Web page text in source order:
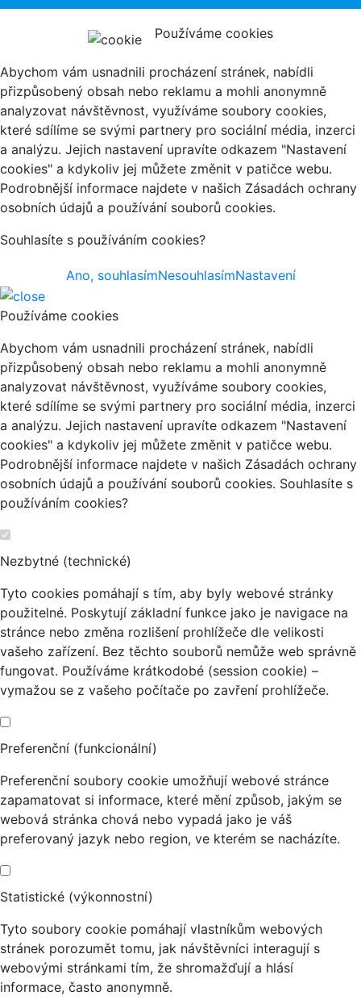
Používáme cookies
Abychom vám usnadnili procházení stránek, nabídli
přizpůsobený obsah nebo reklamu a mohli anonymně
analyzovat návštěvnost, využíváme soubory cookies,
které sdílíme se svými partnery pro sociální média, inzerci
a analýzu. Jejich nastavení upravíte odkazem "Nastavení
cookies" a kdykoliv jej můžete změnit v patičce webu.
Podrobnější informace najdete v našich Zásadách ochrany
osobních údajů a používání souborů cookies.
Souhlasíte s používáním cookies?
Ano, souhlasímNesouhlasímNastavení
Používáme cookies
Abychom vám usnadnili procházení stránek, nabídli
přizpůsobený obsah nebo reklamu a mohli anonymně
analyzovat návštěvnost, využíváme soubory cookies,
které sdílíme se svými partnery pro sociální média, inzerci
a analýzu. Jejich nastavení upravíte odkazem "Nastavení
cookies" a kdykoliv jej můžete změnit v patičce webu.
Podrobnější informace najdete v našich Zásadách ochrany
osobních údajů a používání souborů cookies. Souhlasíte s
používáním cookies?
Nezbytné (technické)
Tyto cookies pomáhají s tím, aby byly webové stránky
použitelné. Poskytují základní funkce jako je navigace na
stránce nebo změna rozlišení prohlížeče dle velikosti
vašeho zařízení. Bez těchto souborů nemůže web správně
fungovat. Používáme krátkodobé (session cookie) –
vymažou se z vašeho počítače po zavření prohlížeče.
Preferenční (funkcionální)
Preferenční soubory cookie umožňují webové stránce
zapamatovat si informace, které mění způsob, jakým se
webová stránka chová nebo vypadá jako je váš
preferovaný jazyk nebo region, ve kterém se nacházíte.
Statistické (výkonnostní)
Tyto soubory cookie pomáhají vlastníkům webových
stránek porozumět tomu, jak návštěvníci interagují s
webovými stránkami tím, že shromažďují a hlásí
informace, často anonymně.